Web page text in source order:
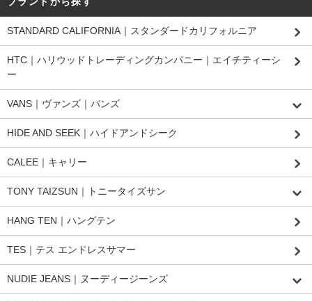
STANDARD CALIFORNIA｜スタンダードカリフォルニア
HTC｜ハリウッドトレーディングカンパニー｜エイチティーシ
ー
VANS｜ヴァンズ｜バンズ
HIDE AND SEEK｜ハイドアンドシーク
CALEE｜キャリー
TONY TAIZSUN｜トニータイズサン
HANG TEN｜ハングテン
TES｜テス エンドレスサマー
NUDIE JEANS｜ヌーディージーンズ